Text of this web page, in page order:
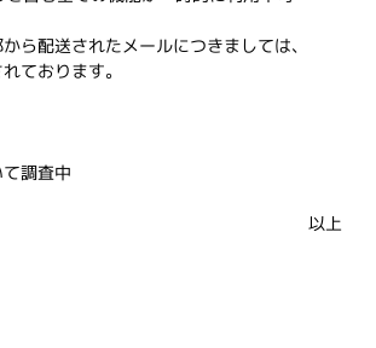
ら配送されたメールにつきましては、
ております。
調査中
以上